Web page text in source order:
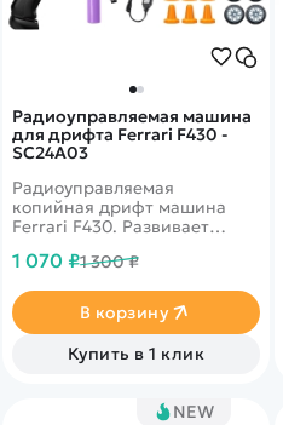
Радиоуправляемая машина
для дрифта Ferrari F430 -
SC24A03
Радиоуправляемая
копийная дрифт машина
Ferrari F430. Развивает
комплекте присутствуют
Светодиодные фары.
Ёмкость аккумулятора 500
1 070 ₽1 300 ₽
В корзину
Купить в 1 клик
NEW